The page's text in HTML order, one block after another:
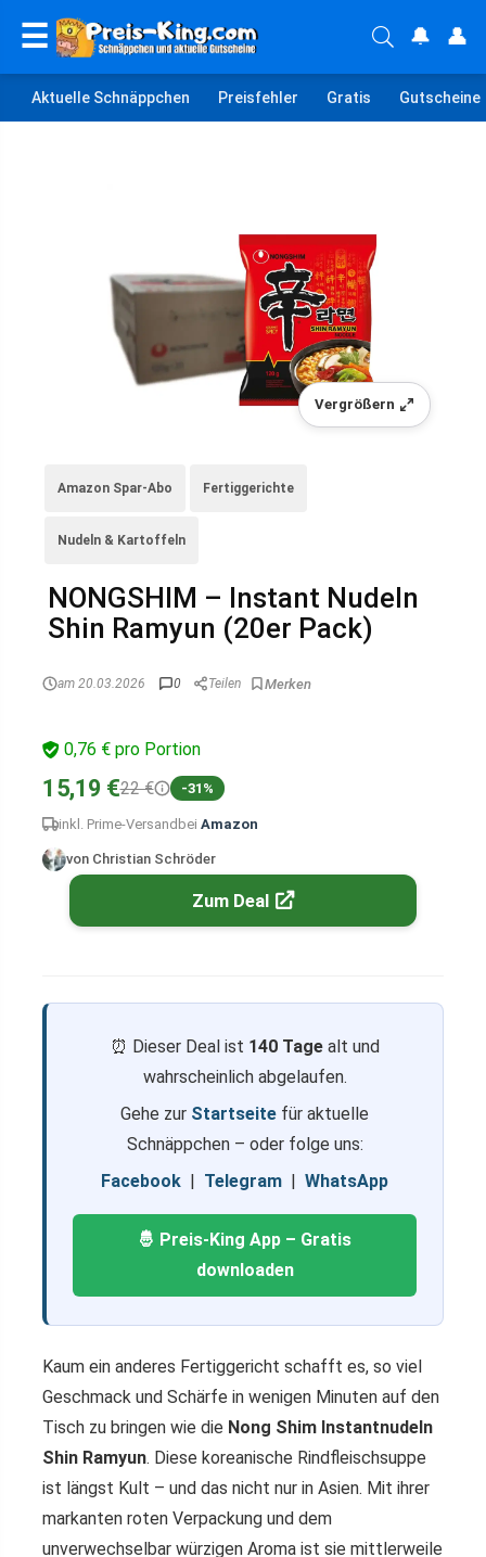
☰ 🔔 👤
Aktuelle Schnäppchen Preisfehler Gratis Gutscheine
Vergrößern
Amazon Spar-Abo Fertiggerichte
Nudeln & Kartoffeln
NONGSHIM – Instant Nudeln
Shin Ramyun (20er Pack)
am 20.03.2026 0 Teilen
0,76 € pro Portion
15,19 €22 € -31%
inkl. Prime-Versand bei Amazon
von Christian Schröder
Zum Deal
⏰ Dieser Deal ist 140 Tagealt und
wahrscheinlich abgelaufen.
Gehe zur Startseite für aktuelle
Schnäppchen – oder folge uns:
Facebook | Telegram | WhatsApp
🤴 Preis-King App – Gratis
downloaden
Kaum ein anderes Fertiggericht schafft es, so viel
Geschmack und Schärfe in wenigen Minuten auf den
Tisch zu bringen wie die Nong Shim Instantnudeln
Shin Ramyun. Diese koreanische Rindfleischsuppe
ist längst Kult – und das nicht nur in Asien. Mit ihrer
markanten roten Verpackung und dem
unverwechselbar würzigen Aroma ist sie mittlerweile